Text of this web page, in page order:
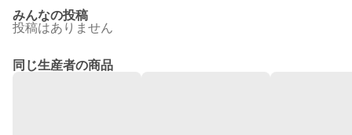
みんなの投稿
投稿はありません
同じ生産者の商品